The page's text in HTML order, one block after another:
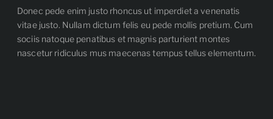
Donec pede enim justo rhoncus ut imperdiet a venenatis
vitae justo. Nullam dictum felis eu pede mollis pretium. Cum
sociis natoque penatibus et magnis parturient montes
nascetur ridiculus mus maecenas tempus tellus elementum.